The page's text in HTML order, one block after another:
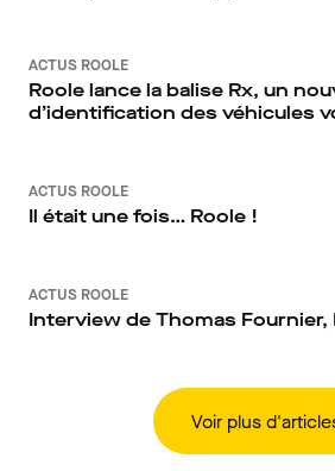
ACTUS ROOLE
Roole lance la balise Rx, un
d’identification des véhicules
ACTUS ROOLE
Il était une fois… Roole !
ACTUS ROOLE
Interview de Thomas Fournier,
Voir plus